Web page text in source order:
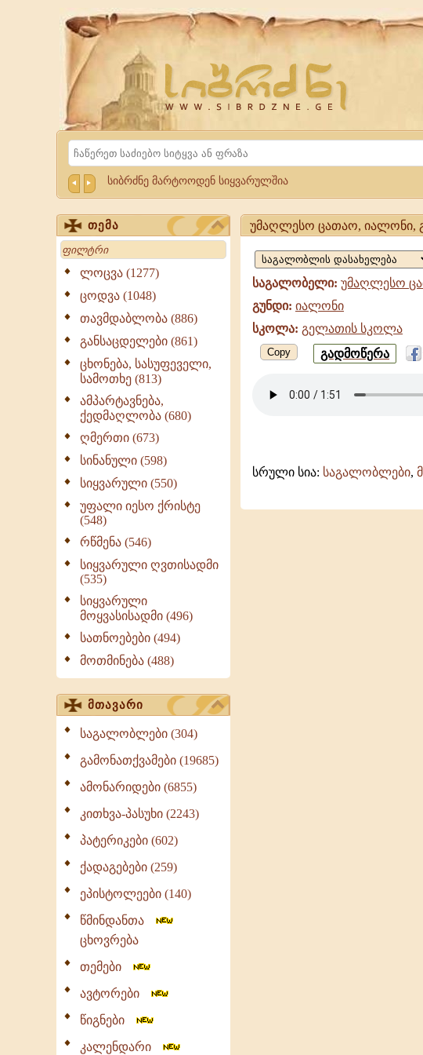
Website
Sibrdzne.ge
Search
სიბრძნე მარტოოდენ სიყვარულშია
თემა
Search
ლოცვა (1277)
ცოდვა (1048)
თავმდაბლობა (886)
განსაცდელები (861)
ცხონება, სასუფეველი,
სამოთხე (813)
ამპარტავნება,
ქედმაღლობა (680)
ღმერთი (673)
სინანული (598)
სიყვარული (550)
უფალი იესო ქრისტე
(548)
რწმენა (546)
სიყვარული ღვთისადმი
(535)
სიყვარული
მოყვასისადმი (496)
სათნოებები (494)
მოთმინება (488)
მთავარი
საგალობლები (304)
გამონათქვამები (19685)
ამონარიდები (6855)
კითხვა-პასუხი (2243)
პატერიკები (602)
ქადაგებები (259)
ეპისტოლეები (140)
წმინდანთა
ცხოვრება
თემები
ავტორები
წიგნები
კალენდარი
უმაღლესო
ცათაო,
იალონი,
გელათის
სკოლა
უმაღლესო ცათაო, იალონი,
საგალობელი: უმაღლესო
გუნდი: იალონი
სკოლა: გელათის სკოლა
Copy გადმოწერა
სრული სია: საგალობლები,